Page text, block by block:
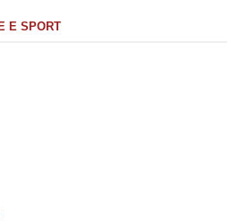
E SPORT